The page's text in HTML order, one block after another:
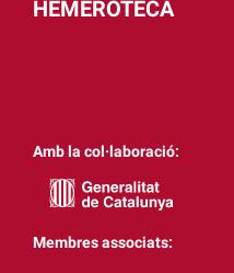
HEMEROTECA
Amb la col·laboració:
Membres associats: